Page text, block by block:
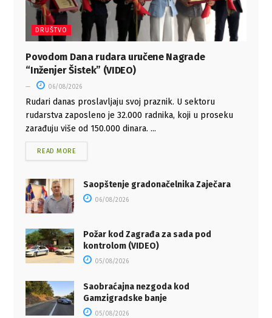
DRUŠTVO
Povodom Dana rudara uručene Nagrade
“Inženjer Šistek” (VIDEO)
06/08/2026
Rudari danas proslavljaju svoj praznik. U sektoru
rudarstva zaposleno je 32.000 radnika, koji u proseku
zarađuju više od 150.000 dinara. ...
READ MORE
Saopštenje gradonačelnika Zaječara
06/08/2026
Požar kod Zagrađa za sada pod
kontrolom (VIDEO)
05/08/2026
Saobraćajna nezgoda kod
Gamzigradske banje
05/08/2026